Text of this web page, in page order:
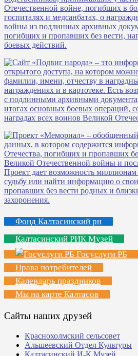
Фонд Калтасинский рн
Калтасинский РИК Музей
Госуслуги РБ
Права потребителей
Календарь праздников
Мы на карте Калтасов
Сайты наших друзей
Краснохолмский сельсовет
Альшеевский Отдел Культуры
Калтасинский И-К Музей